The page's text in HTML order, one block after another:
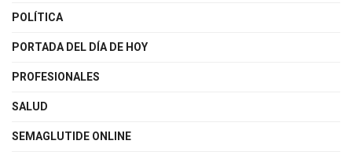
POLÍTICA
PORTADA DEL DÍA DE HOY
PROFESIONALES
SALUD
SEMAGLUTIDE ONLINE